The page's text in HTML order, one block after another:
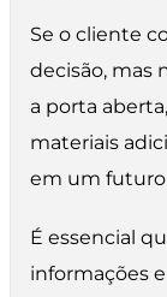
Se o cliente
decisão, mas
a porta
materiais
em um
É essencial
informações